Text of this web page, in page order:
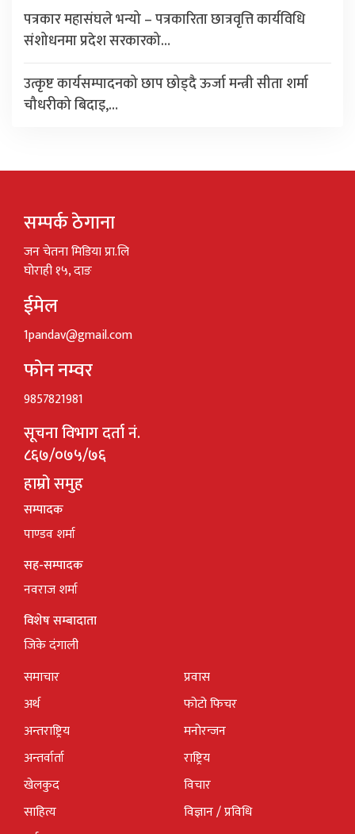
पत्रकार महासंघले भन्यो – पत्रकारिता छात्रवृत्ति कार्यविधि
संशोधनमा प्रदेश सरकारको…
उत्कृष्ट कार्यसम्पादनको छाप छोड्दै ऊर्जा मन्त्री सीता शर्मा
चौधरीको बिदाइ,…
सम्पर्क ठेगाना
जन चेतना मिडिया प्रा.लि
घोराही १५, दाङ
ईमेल
1pandav@gmail.com
फोन नम्वर
9857821981
सूचना विभाग दर्ता नं.
८६७/०७५/७६
हाम्रो समुह
सम्पादक
पाण्डव शर्मा
सह-सम्पादक
नवराज शर्मा
विशेष सम्बादाता
जिके दंगाली
समाचार
अर्थ
अन्तराष्ट्रिय
अन्तर्वार्ता
खेलकुद
साहित्य
प्रवास
फोटो फिचर
मनोरन्जन
राष्ट्रिय
विचार
विज्ञान / प्रविधि